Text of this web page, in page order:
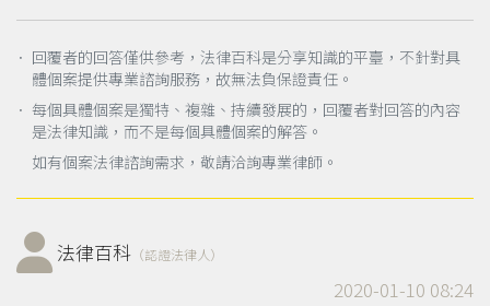
． 回覆者的回答僅供參考，法律百科是分享知識的平臺，不針對具
體個案提供專業諮詢服務，故無法負保證責任。
． 每個具體個案是獨特、複雜、持續發展的，回覆者對回答的內容
是法律知識，而不是每個具體個案的解答。
如有個案法律諮詢需求，敬請洽詢專業律師。
法律百科 （認證法律人）
2020-01-10 08:24